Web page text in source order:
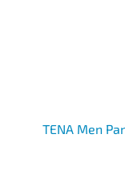
TENA Men